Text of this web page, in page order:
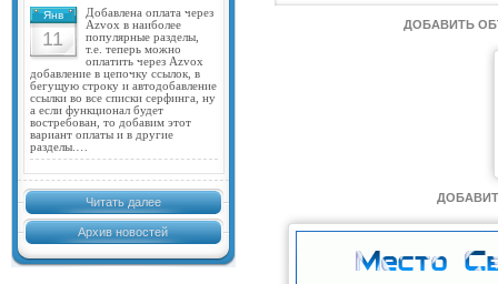
Янв
11
Добавлена оплата через
Azvox в наиболее
популярные разделы,
т.е. теперь можно
оплатить через Azvox
добавление в цепочку ссылок, в
бегущую строку и автодобавление
ссылки во все списки серфинга, ну
а если функционал будет
востребован, то добавим этот
вариант оплаты и в другие
разделы.…
Читать далее
Архив новостей
ДОБАВИТЬ